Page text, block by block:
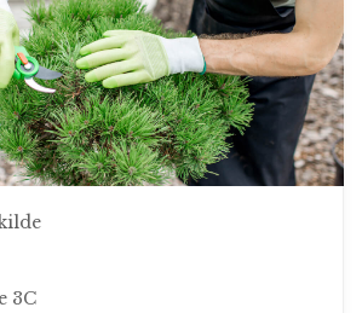
3C